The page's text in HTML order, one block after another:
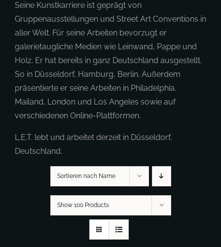
Seine Kunstkarriere ist geprägt von
Gruppenausstellungen und Street Art Conventions in
aller Welt. Für seine Arbeiten bevorzugt er
galerietaugliche Medien wie Leinwand, Pappe und
Holz. Er hat bereits in ganz Deutschland ausgestellt.
So in Düsseldorf, Hamburg, Berlin. Außerdem
präsentierte er seine Arbeiten in Philadelphia,
Mailand, London und Los Angeles sowie auf
verschiedenen Online-Plattformen.
L.E.T. lebt und arbeitet derzeit in Düsseldorf,
Deutschland.
Sortieren nach Name
Show 100 Products